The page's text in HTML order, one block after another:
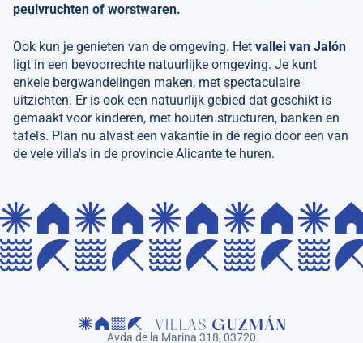
peulvruchten of worstwaren.
Ook kun je genieten van de omgeving. Het vallei van Jalón
ligt in een bevoorrechte natuurlijke omgeving. Je kunt
enkele bergwandelingen maken, met spectaculaire
uitzichten. Er is ook een natuurlijk gebied dat geschikt is
gemaakt voor kinderen, met houten structuren, banken en
tafels. Plan nu alvast een vakantie in de regio door een van
de vele villa's in de provincie Alicante te huren.
Avda de la Marina 318, 03720